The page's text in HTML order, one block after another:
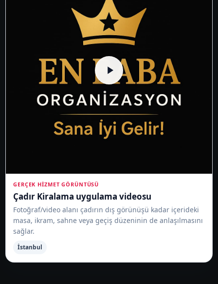
GERÇEK HIZMET GÖRÜNTÜSÜ
Çadır Kiralama uygulama videosu
Fotoğraf/video alanı çadırın dış görünüşü kadar içerideki
masa, ikram, sahne veya geçiş düzeninin de anlaşılmasını
sağlar.
İstanbul